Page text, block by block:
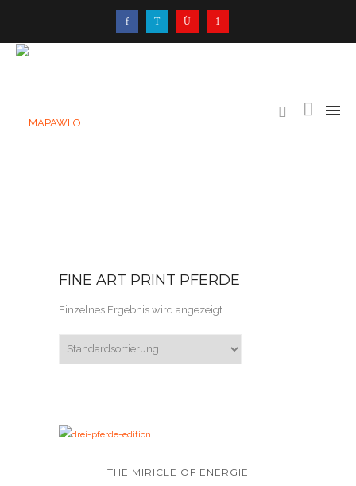
FINE ART PRINT PFERDE
Einzelnes Ergebnis wird angezeigt
THE MIRICLE OF ENERGIE